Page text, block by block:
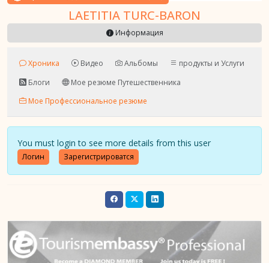
LAETITIA TURC-BARON
Информация
Хроника Видео Альбомы
продукты и Услуги
Блоги
Мое резюме Путешественника
Мое Профессиональное резюме
You must login to see more details from this user
Логин Зарегистрироватся